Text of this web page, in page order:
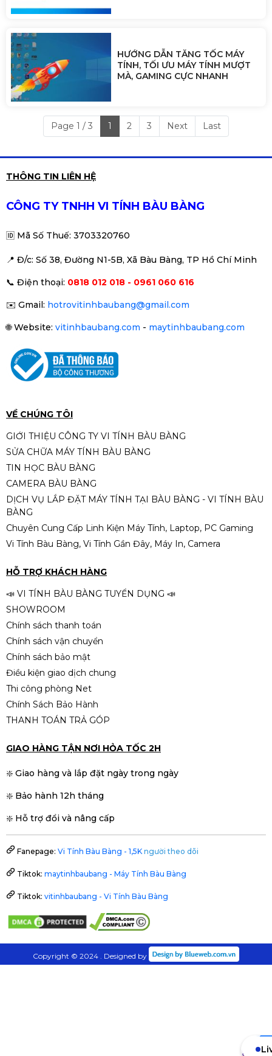
HƯỚNG DẪN TĂNG TỐC MÁY
TÍNH, TỐI ƯU MÁY TÍNH MƯỢT
MÀ, GAMING CỰC NHANH
Page 1 / 3 1 2 3 Next Last
THÔNG TIN LIÊN HỆ
CÔNG TY TNHH VI TÍNH BÀU BÀNG
🆔 Mã Số Thuế: 3703320760
📍 Đ/c: Số 38, Đường N1-5B, Xã Bàu Bàng, TP Hồ Chí Minh
📞 Điện thoại: 0818 012 018 - 0961 060 616
✉️ Gmail: hotrovitinhbaubang@gmail.com
🌐Website: vitinhbaubang.com - maytinhbaubang.com
VỀ CHÚNG TÔI
GIỚI THIỆU CÔNG TY VI TÍNH BÀU BÀNG
SỬA CHỮA MÁY TÍNH BÀU BÀNG
TIN HỌC BÀU BÀNG
CAMERA BÀU BÀNG
DỊCH VỤ LẮP ĐẶT MÁY TÍNH TẠI BÀU BÀNG - VI TÍNH BÀU
BÀNG
Chuyên Cung Cấp Linh Kiện Máy Tính, Laptop, PC Gaming
Vi Tính Bàu Bàng, Vi Tính Gần Đây, Máy In, Camera
HỖ TRỢ KHÁCH HÀNG
📣 VI TÍNH BÀU BÀNG TUYỂN DỤNG 📣
SHOWROOM
Chính sách thanh toán
Chính sách vận chuyển
Chính sách bảo mật
Điều kiện giao dịch chung
Thi công phòng Net
Chính Sách Bảo Hành
THANH TOÁN TRẢ GÓP
GIAO HÀNG TẬN NƠI HỎA TỐC 2H
❇️ Giao hàng và lắp đặt ngày trong ngày
❇️ Bảo hành 12h tháng
❇️ Hỗ trợ đổi và nâng cấp
Fanepage: Vi Tính Bàu Bàng - 1,5K người theo dõi
Tiktok: maytinhbaubang - Máy Tính Bàu Bàng
Tiktok: vitinhbaubang - Vi Tính Bàu Bàng
Copyright © 2024 . Designed by